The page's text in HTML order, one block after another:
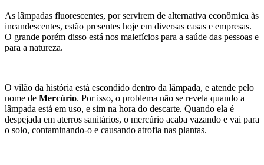
As lâmpadas fluorescentes, por servirem de alternativa econômica às
incandescentes, estão presentes hoje em diversas casas e empresas.
O grande porém disso está nos malefícios para a saúde das pessoas e
para a natureza.
O vilão da história está escondido dentro da lâmpada, e atende pelo
nome de Mercúrio. Por isso, o problema não se revela quando a
lâmpada está em uso, e sim na hora do descarte. Quando ela é
despejada em aterros sanitários, o mercúrio acaba vazando e vai para
o solo, contaminando-o e causando atrofia nas plantas.